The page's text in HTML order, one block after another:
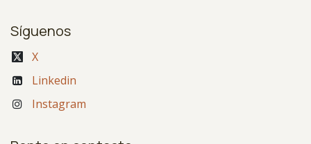
Síguenos
X
Linkedin
Instagram